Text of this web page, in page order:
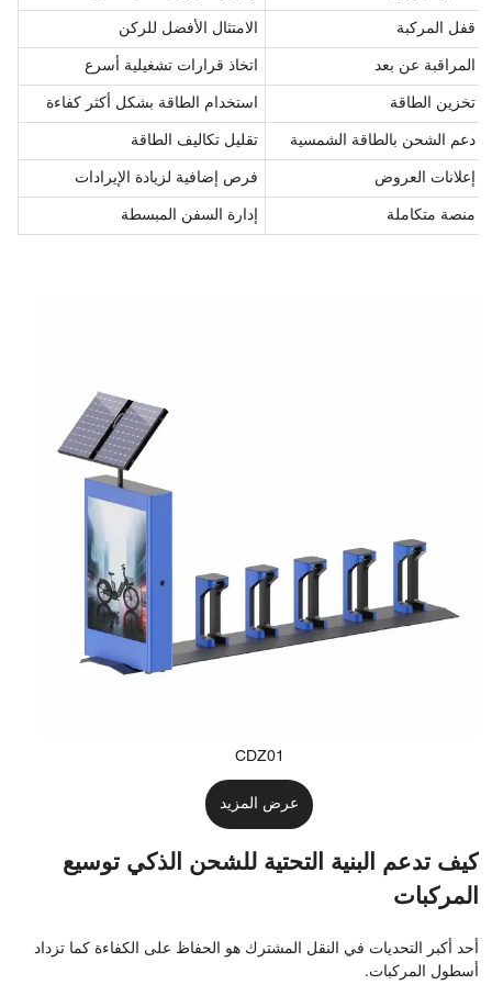
قفل المركبة الامتثال الأفضل للركن
المراقبة عن بعد اتخاذ قرارات تشغيلية أسرع
تخزين الطاقة استخدام الطاقة بشكل أكثر كفاءة
دعم الشحن بالطاقة الشمسية تقليل تكاليف الطاقة
إعلانات العروض فرص إضافية لزيادة الإيرادات
منصة متكاملة إدارة السفن المبسطة
CDZ01
عرض المزيد
كيف تدعم البنية التحتية للشحن الذكي توسيع
المركبات
أحد أكبر التحديات في النقل المشترك هو الحفاظ على الكفاءة كما تزداد
أسطول المركبات.